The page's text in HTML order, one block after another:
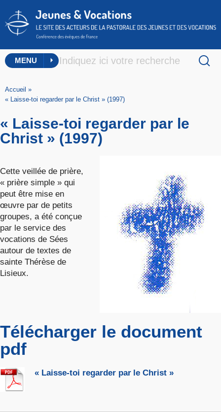
MENU
Accueil »
« Laisse-toi regarder par le Christ » (1997)
« Laisse-toi regarder par le
Christ » (1997)
Cette veillée de prière,
« prière simple » qui
peut être mise en
œuvre par de petits
groupes, a été conçue
par le service des
vocations de Sées
autour de textes de
sainte Thérèse de
Lisieux.
Télécharger le document
pdf
« Laisse-toi regarder par le Christ »